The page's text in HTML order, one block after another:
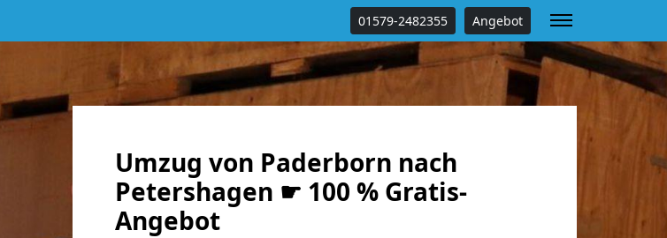
01579-2482355 Angebot
Umzug von Paderborn nach
Petershagen ☛ 100 % Gratis-
Angebot